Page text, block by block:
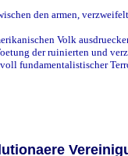
den armen,
Volk
der ruinierten und
fundamentalistischer